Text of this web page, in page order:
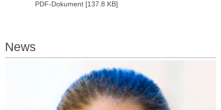
PDF-Dokument [137.8 KB]
News